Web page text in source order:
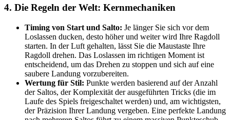
4. Die Regeln der Welt: Kernmechaniken
Timing von Start und Salto: Je länger Sie sich vor dem
Loslassen ducken, desto höher und weiter wird Ihre Ragdoll
starten. In der Luft gehalten, lässt Sie die Maustaste Ihre
Ragdoll drehen. Das Loslassen im richtigen Moment ist
entscheidend, um das Drehen zu stoppen und sich auf eine
saubere Landung vorzubereiten.
Wertung für Stil: Punkte werden basierend auf der Anzahl
der Saltos, der Komplexität der ausgeführten Tricks (die im
Laufe des Spiels freigeschaltet werden) und, am wichtigsten,
der Präzision Ihrer Landung vergeben. Eine perfekte Landung